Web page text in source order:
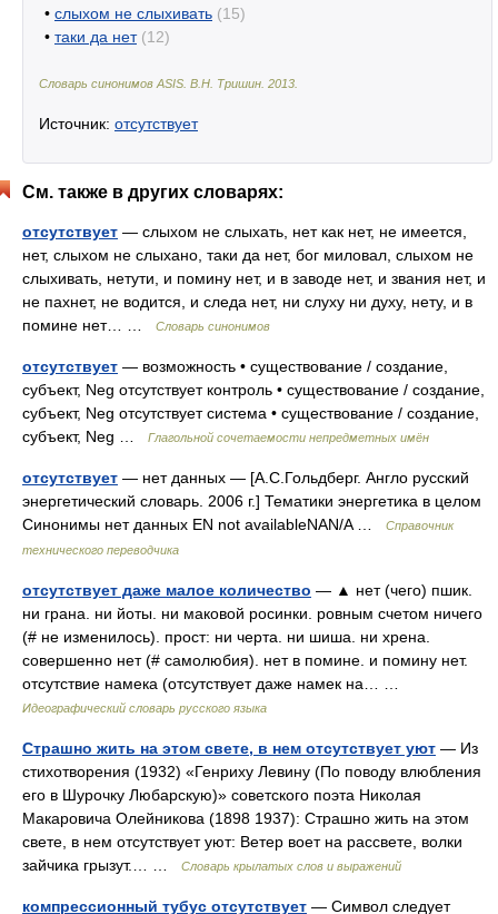
• слыхом не слыхивать (15)
• таки да нет (12)
Словарь синонимов ASIS. В.Н. Тришин 2013
Источник: отсутствует
См. также в других словарях:
отсутствует — слыхом не слыхать, нет как нет, не имеется,
нет, слыхом не слыхано, таки да нет, бог миловал, слыхом не
слыхивать, нетути, и помину нет, и в заводе нет, и звания нет, и
не пахнет, не водится, и следа нет, ни слуху ни духу, нету, и в
помине нет… …
Словарь синонимов
отсутствует — возможность • существование / создание,
субъект, Neg отсутствует контроль • существование / создание,
субъект, Neg отсутствует система • существование / создание,
субъект, Neg …
Глагольной сочетаемости непредметных имён
отсутствует — нет данных — [А.С.Гольдберг. Англо русский
энергетический словарь. 2006 г.] Тематики энергетика в целом
Синонимы нет данных EN not availableNAN/A …
Справочник
технического переводчика
отсутствует даже малое количество — ▲ нет (чего) пшик.
ни грана. ни йоты. ни маковой росинки. ровным счетом ничего
(# не изменилось). прост: ни черта. ни шиша. ни хрена.
совершенно нет (# самолюбия). нет в помине. и помину нет.
отсутствие намека (отсутствует даже намек на… …
Идеографический словарь русского языка
Страшно жить на этом свете, в нем отсутствует уют — Из
стихотворения (1932) «Генриху Левину (По поводу влюбления
его в Шурочку Любарскую)» советского поэта Николая
Макаровича Олейникова (1898 1937): Страшно жить на этом
свете, в нем отсутствует уют: Ветер воет на рассвете, волки
зайчика грызут.… …
Словарь крылатых слов и выражений
компрессионный тубус отсутствует — Символ следует